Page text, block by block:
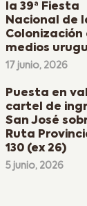
la 39ª Fiesta
Nacional de
Colonización
medios
17 junio, 2026
Puesta en
cartel de
San José
Ruta
130 (ex 26)
5 junio, 2026